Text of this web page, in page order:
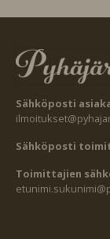
Sähköposti
Sähköposti
Toimittajien